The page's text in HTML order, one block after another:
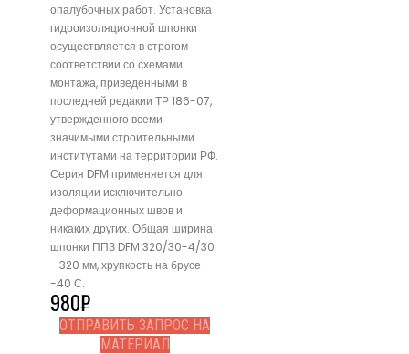
опалубочных работ. Установка
гидроизоляционной шпонки
осуществляется в строгом
соответствии со схемами
монтажа, приведенными в
последней редакии ТР 186-07,
утвержденного всеми
значимыми строительными
институтами на территории РФ.
Серия DFМ применяется для
изоляции исключительно
деформационных швов и
никаких других. Общая ширина
шпонки ППЗ DFМ 320/30-4/30
- 320 мм, хрупкость на брусе -
-40 С.
980₽
ОТПРАВИТЬ ЗАПРОС НА
МАТЕРИАЛ